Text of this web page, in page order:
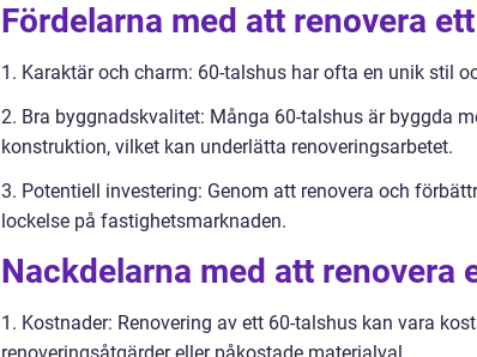
Fördelarna med att renovera
1. Karaktär och charm: 60-talshus har ofta en unik stil
2. Bra byggnadskvalitet: Många 60-talshus är byggda
konstruktion, vilket kan underlätta renoveringsarbetet.
3. Potentiell investering: Genom att renovera och
lockelse på fastighetsmarknaden.
Nackdelarna med att renovera
1. Kostnader: Renovering av ett 60-talshus kan vara